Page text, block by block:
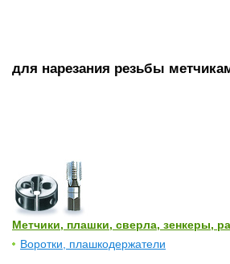
для нарезания резьбы
Метчики, плашки, сверла, зенкеры,
Воротки, плашкодержатели